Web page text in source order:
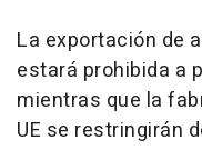
La exportación de
estará prohibida a
mientras que la
UE se restringirán